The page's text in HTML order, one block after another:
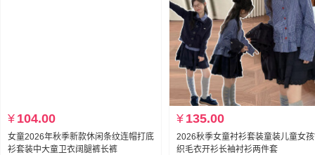
¥ 104.00
女童2026年秋季新款休闲条纹连帽打底
衫套装中大童卫衣阔腿裤长裤
¥ 135.00
2026秋季女童衬衫套装童装儿童女
织毛衣开衫长袖衬衫两件套